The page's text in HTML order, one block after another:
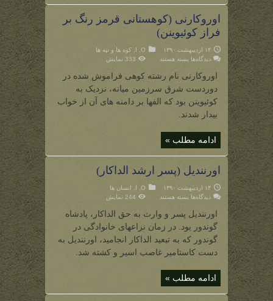
اوروکارنی (کوهستانی قرمز رنگ بر
فراز کوئیوینن)
۱۴ اردیبهشت ۱۳۹۰ O ا
کوه ها و تپه ها
دیدگاه‌ها برای
(کوهستانی
قرمز
بر
کوئیوینن)
بسته هستند 333 نمایش
اوروکارنی نام رشته کوهی فراموش شده در
دوردست شرق سرزمین میانه، نزدیک به
کوئیوینن بود که الفها بر دامنه های آن از خواب
بیدار شدند.
ادامه مطلب »
اورنندیل (پسر ارشد الداکار)
۱۴ اردیبهشت ۱۳۹۰ O ا
انسان ها
دیدگاه‌ها برای
ارشد
بسته هستند 244 نمایش
اورنندیل پسر و وارث به حق الداکار، پادشاه
گوندور بود. در زمان نزاعهای خانوادگی در
گوندور که به تبعید الداکار انجامید، اورنندیل به
دست کاستامیر غاصب اسیر و کشته شد.
ادامه مطلب »